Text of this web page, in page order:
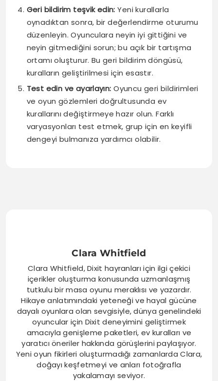
Geri bildirim teşvik edin: Yeni kurallarla
oynadıktan sonra, bir değerlendirme oturumu
düzenleyin. Oyunculara neyin iyi gittiğini ve
neyin gitmediğini sorun; bu açık bir tartışma
ortamı oluşturur. Bu geri bildirim döngüsü,
kuralların geliştirilmesi için esastır.
Test edin ve ayarlayın: Oyuncu geri bildirimleri
ve oyun gözlemleri doğrultusunda ev
kurallarını değiştirmeye hazır olun. Farklı
varyasyonları test etmek, grup için en keyifli
dengeyi bulmanıza yardımcı olabilir.
Clara Whitfield
Clara Whitfield, Dixit hayranları için ilgi çekici
içerikler oluşturma konusunda uzmanlaşmış
tutkulu bir masa oyunu meraklısı ve yazardır.
Hikaye anlatımındaki yeteneği ve hayal gücüne
dayalı oyunlara olan sevgisiyle, dünya genelindeki
oyuncular için Dixit deneyimini geliştirmek
amacıyla genişleme paketleri, ev kuralları ve
yaratıcı öneriler hakkında görüşlerini paylaşıyor.
Yeni oyun fikirleri oluşturmadığı zamanlarda Clara,
doğayı keşfetmeyi ve anları fotoğrafla
yakalamayı seviyor.